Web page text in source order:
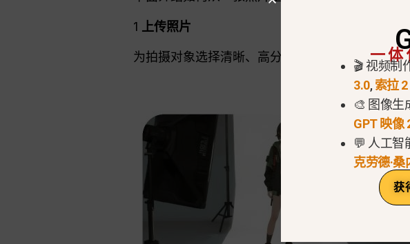
1 上传照片
为拍摄对象选择清晰、高分辨率的图像。全身或
一
🎬 视频制
3.0,索拉 2
🎨 图像生
GPT 映像
💬 人工智
克劳德·桑
获